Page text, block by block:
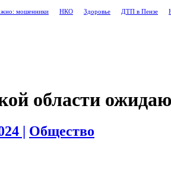
мошенники НКО Здоровье ДТП в Пензе
области
| Общество